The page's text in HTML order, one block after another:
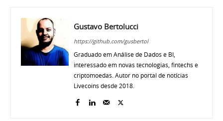
Gustavo Bertolucci
https://github.com/gusbertol
Graduado em Análise de Dados e BI,
interessado em novas tecnologias, fintechs e
criptomoedas. Autor no portal de notícias
Livecoins desde 2018.